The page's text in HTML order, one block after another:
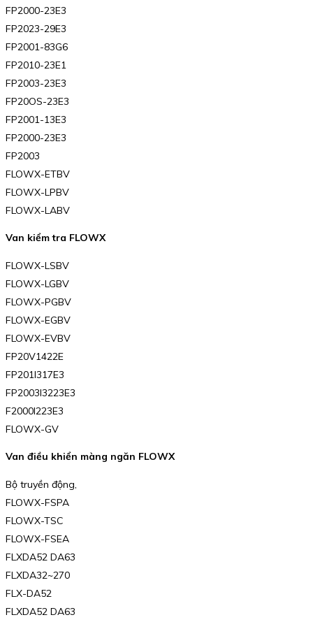
FP2000-23E3
FP2023-29E3
FP2001-83G6
FP2010-23E1
FP2003-23E3
FP20OS-23E3
FP2001-13E3
FP2000-23E3
FP2003
FLOWX-ETBV
FLOWX-LPBV
FLOWX-LABV
Van kiểm tra FLOWX
FLOWX-LSBV
FLOWX-LGBV
FLOWX-PGBV
FLOWX-EGBV
FLOWX-EVBV
FP20V1422E
FP201I317E3
FP2003I3223E3
F2000I223E3
FLOWX-GV
Van điều khiển màng ngăn FLOWX
Bộ truyền động,
FLOWX-FSPA
FLOWX-TSC
FLOWX-FSEA
FLXDA52 DA63
FLXDA32~270
FLX-DA52
FLXDA52 DA63